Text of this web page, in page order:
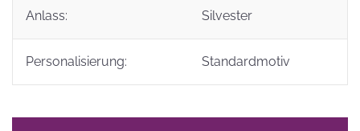
Anlass: Silvester
Personalisierung: Standardmotiv